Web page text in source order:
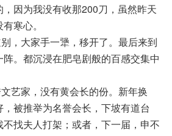
因为我没有收那200刀，虽然昨天
寒心。
大家手一犟，移开了。最后来到
。都沉浸在肥皂剧般的百感交集中
艺家，没有黄会长的份。新年换
被推举为名誉会长，下坡有道台
找夫人打架；或者，下一届，申不